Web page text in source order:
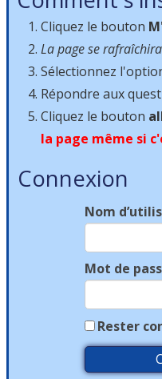
Cliquez le bouton
La page se
Sélectionnez
Répondre aux
Cliquez le bouton
la page même si
Connexion
Nom
Mot de
Rester